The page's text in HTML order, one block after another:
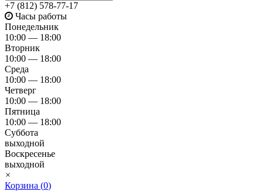
+7 (812) 578-77-17
Часы работы
Понедельник
10:00 — 18:00
Вторник
10:00 — 18:00
Среда
10:00 — 18:00
Четверг
10:00 — 18:00
Пятница
10:00 — 18:00
Суббота
выходной
Воскресенье
выходной
×
Корзина (0)